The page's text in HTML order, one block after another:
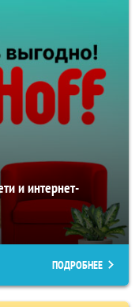
и интернет-
ПОДРОБНЕЕ